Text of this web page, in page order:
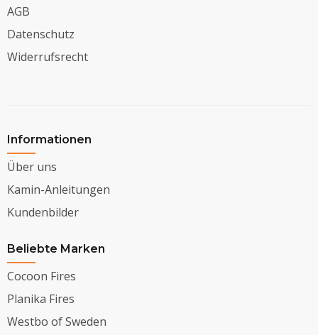
AGB
Datenschutz
Widerrufsrecht
Informationen
Über uns
Kamin-Anleitungen
Kundenbilder
Beliebte Marken
Cocoon Fires
Planika Fires
Westbo of Sweden